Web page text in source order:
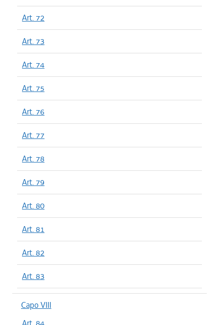
Art. 72
Art. 73
Art. 74
Art. 75
Art. 76
Art. 77
Art. 78
Art. 79
Art. 80
Art. 81
Art. 82
Art. 83
Capo VIII